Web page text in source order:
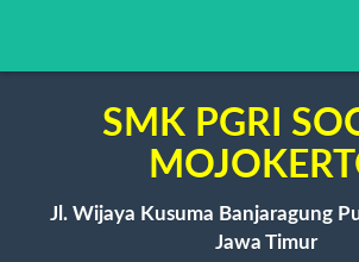
SMK PGRI
Jl. Wijaya Kusuma Banjaragung
Jawa Timur